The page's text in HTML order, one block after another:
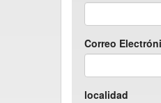
Correo
localidad